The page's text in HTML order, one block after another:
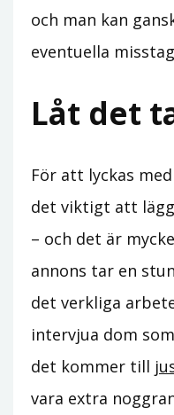
och man kan
eventuella
Låt det
För att lyckas
det viktigt att
– och det är
annons tar en
det verkliga
intervjua dom
det kommer till
vara extra